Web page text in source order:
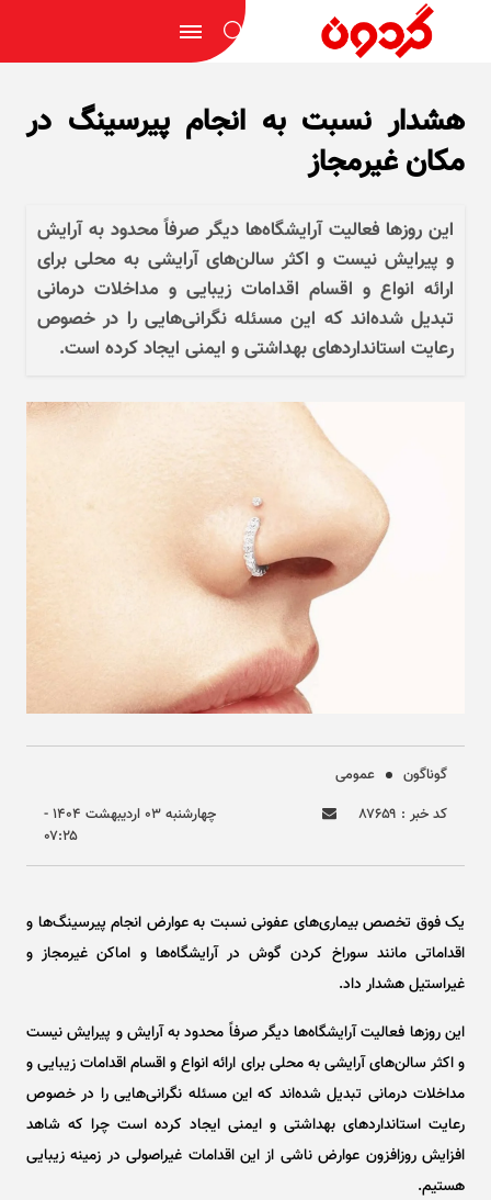
هشدار نسبت به انجام پیرسینگ در
مکان غیرمجاز
این روز‌ها فعالیت آرایشگاه‌ها دیگر صرفاً محدود به آرایش
و پیرایش نیست و اکثر سالن‌های آرایشی به محلی برای
ارائه انواع و اقسام اقدامات زیبایی و مداخلات درمانی
تبدیل شده‌اند که این مسئله نگرانی‌هایی را در خصوص
رعایت استاندارد‌های بهداشتی و ایمنی ایجاد کرده است.
گوناگون
عمومی
کد خبر : ۸۷۶۵۹
چهارشنبه ۰۳ ارديبهشت ۱۴۰۴ -
۰۷:۲۵
یک فوق تخصص بیماری‌های عفونی نسبت به عوارض انجام پیرسینگ‌ها و
اقداماتی مانند سوراخ کردن گوش در آرایشگاه‌ها و اماکن غیرمجاز و
غیراستیل هشدار داد.
این روز‌ها فعالیت آرایشگاه‌ها دیگر صرفاً محدود به آرایش و پیرایش نیست
و اکثر سالن‌های آرایشی به محلی برای ارائه انواع و اقسام اقدامات زیبایی و
مداخلات درمانی تبدیل شده‌اند که این مسئله نگرانی‌هایی را در خصوص
رعایت استاندارد‌های بهداشتی و ایمنی ایجاد کرده است چرا که شاهد
افزایش روزافزون عوارض ناشی از این اقدامات غیراصولی در زمینه زیبایی
هستیم.